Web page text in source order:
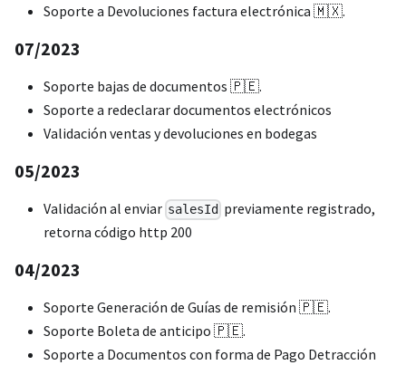
Soporte a Devoluciones factura electrónica 🇲🇽.
07/2023
Soporte bajas de documentos 🇵🇪.
Soporte a redeclarar documentos electrónicos
Validación ventas y devoluciones en bodegas
05/2023
Validación al enviar salesId previamente registrado,
retorna código http 200
04/2023
Soporte Generación de Guías de remisión 🇵🇪.
Soporte Boleta de anticipo 🇵🇪.
Soporte a Documentos con forma de Pago Detracción